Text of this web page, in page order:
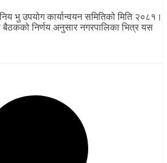
भु उपयोग कार्यान्वयन समितिको मिति २०८१।
निर्णय अनुसार नगरपालिका भित्र यस